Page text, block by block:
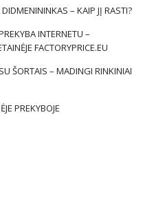
– KAIP JĮ RASTI?
INTERNETU –
FACTORYPRICE.EU
ŠORTAIS – MADINGI RINKINIAI
PREKYBOJE